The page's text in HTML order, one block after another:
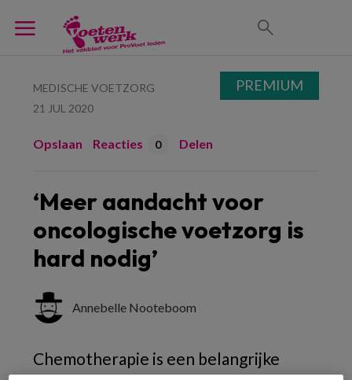
MEDISCHE VOETZORG
21 JUL 2020
Opslaan Reacties 0 Delen
‘Meer aandacht voor
oncologische voetzorg is
hard nodig’
Annebelle Nooteboom
Chemotherapie is een belangrijke
PREMIUM